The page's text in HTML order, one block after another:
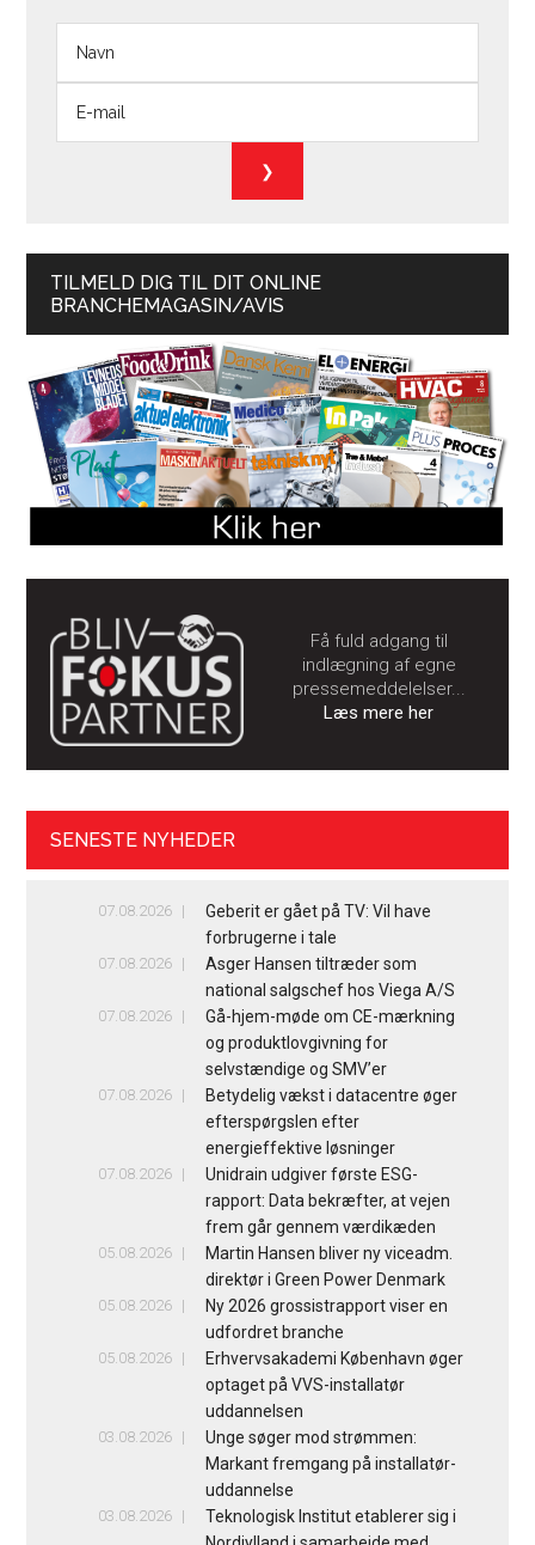
TILMELD DIG TIL DIT ONLINE
BRANCHEMAGASIN/AVIS
Få fuld adgang til
indlægning af egne
pressemeddelelser...
Læs mere her
SENESTE NYHEDER
07.08.2026
Geberit er gået på TV: Vil have
forbrugerne i tale
07.08.2026
Asger Hansen tiltræder som
national salgschef hos Viega A/S
07.08.2026
Gå-hjem-møde om CE-mærkning
og produktlovgivning for
selvstændige og SMV’er
07.08.2026
Betydelig vækst i datacentre øger
efterspørgslen efter
energieffektive løsninger
07.08.2026
Unidrain udgiver første ESG-
rapport: Data bekræfter, at vejen
frem går gennem værdikæden
05.08.2026
Martin Hansen bliver ny viceadm.
direktør i Green Power Denmark
05.08.2026
Ny 2026 grossistrapport viser en
udfordret branche
05.08.2026
Erhvervsakademi København øger
optaget på VVS-installatør
uddannelsen
03.08.2026
Unge søger mod strømmen:
Markant fremgang på installatør-
uddannelse
03.08.2026
Teknologisk Institut etablerer sig i